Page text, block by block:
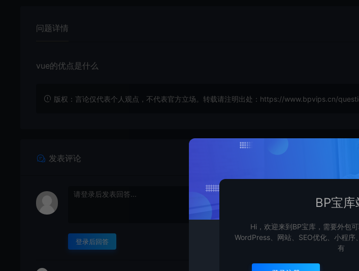
问题详情
vue的优点是什么
版权：言论仅代表个人观点，不代表官方立场。转载请注明出处：https://www.bpvips.cn/
发表评论
登录后回答
BP宝库
Hi，欢迎来到BP宝库，需要外包
WordPress、网站、SEO优化、小程序
有